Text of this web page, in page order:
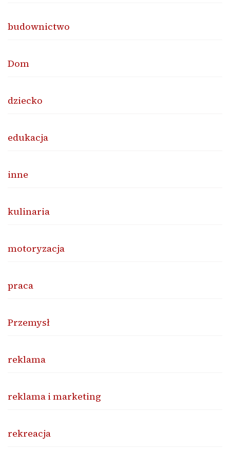
budownictwo
Dom
dziecko
edukacja
inne
kulinaria
motoryzacja
praca
Przemysł
reklama
reklama i marketing
rekreacja